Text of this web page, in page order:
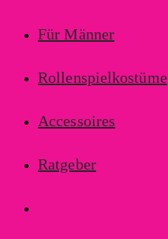
Für Männer
Rollenspielkostüme
Accessoires
Ratgeber